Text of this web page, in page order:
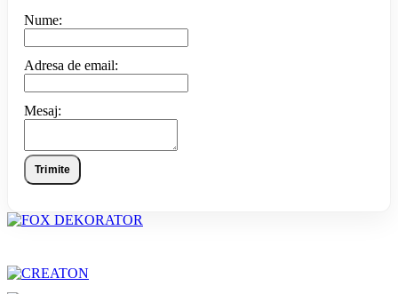
Nume:
Adresa de email:
Mesaj:
Trimite